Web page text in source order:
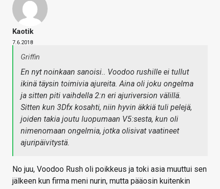
Kaotik
7.6.2018
Griffin
En nyt noinkaan sanoisi.. Voodoo rushille ei tullut
ikinä täysin toimivia ajureita. Aina oli joku ongelma
ja sitten piti vaihdella 2:n eri ajuriversion välillä.
Sitten kun 3Dfx kosahti, niin hyvin äkkiä tuli pelejä,
joiden takia joutu luopumaan V5:sesta, kun oli
nimenomaan ongelmia, jotka olisivat vaatineet
ajuripäivitystä.
No juu, Voodoo Rush oli poikkeus ja toki asia muuttui sen
jälkeen kun firma meni nurin, mutta pääosin kuitenkin